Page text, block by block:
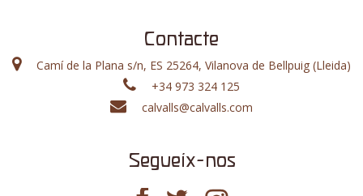
Contacte
Camí de la Plana s/n, ES 25264, Vilanova de Bellpuig (Lleida)
+34 973 324 125
calvalls@calvalls.com
Segueix-nos